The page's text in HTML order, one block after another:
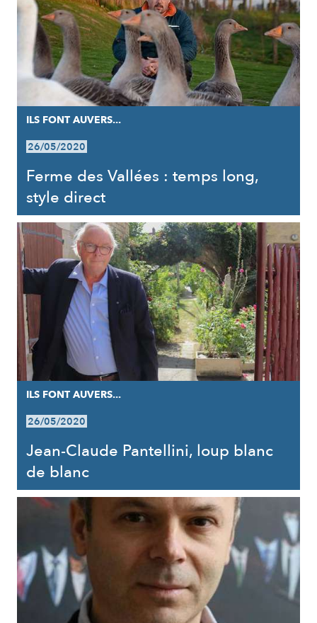
ILS FONT AUVERS...
26/05/2020
Ferme des Vallées : temps long,
style direct
ILS FONT AUVERS...
26/05/2020
Jean-Claude Pantellini, loup blanc
de blanc